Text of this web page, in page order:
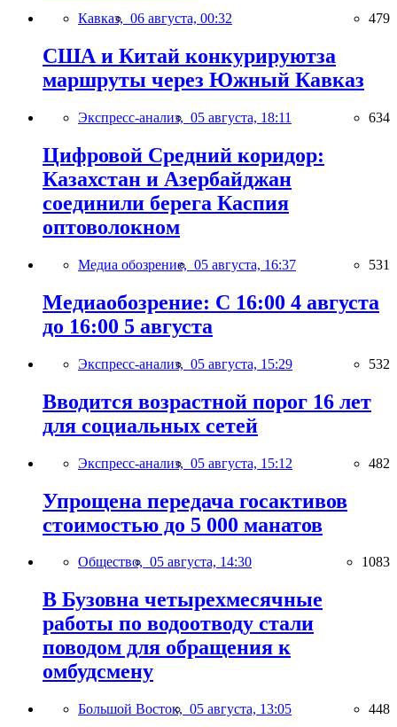
Кавказ, 06 августа, 00:32 479
США и Китай конкурируютза
маршруты через Южный Кавказ
Экспресс-анализ, 05 августа, 18:11 634
Цифровой Средний коридор:
Казахстан и Азербайджан
соединили берега Каспия
оптоволокном
Медиа обозрение, 05 августа, 16:37 531
Медиаобозрение: С 16:00 4 августа
до 16:00 5 августа
Экспресс-анализ, 05 августа, 15:29 532
Вводится возрастной порог 16 лет
для социальных сетей
Экспресс-анализ, 05 августа, 15:12 482
Упрощена передача госактивов
стоимостью до 5 000 манатов
Общество, 05 августа, 14:30 1083
В Бузовна четырехмесячные
работы по водоотводу стали
поводом для обращения к
омбудсмену
Большой Восток, 05 августа, 13:05 448